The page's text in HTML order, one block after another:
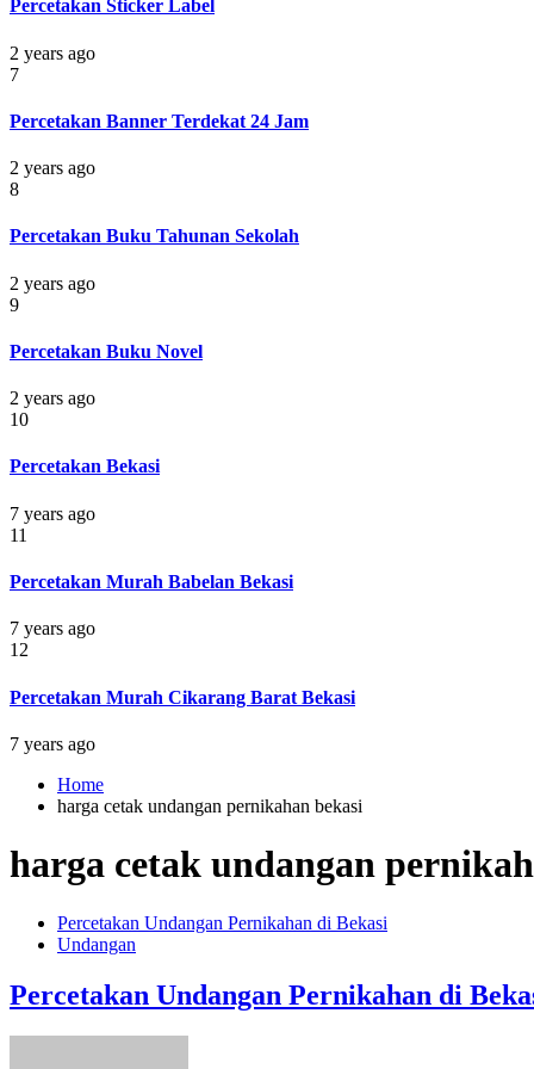
Percetakan Sticker Label
2 years ago
7
Percetakan Banner Terdekat 24 Jam
2 years ago
8
Percetakan Buku Tahunan Sekolah
2 years ago
9
Percetakan Buku Novel
2 years ago
10
Percetakan Bekasi
7 years ago
11
Percetakan Murah Babelan Bekasi
7 years ago
12
Percetakan Murah Cikarang Barat Bekasi
7 years ago
Home
harga cetak undangan pernikahan bekasi
harga cetak undangan
Percetakan Undangan Pernikahan di Bekasi
Undangan
Percetakan Undangan Pernikahan di